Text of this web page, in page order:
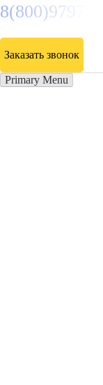
8(800)9797043
Заказать звонок
Primary Menu